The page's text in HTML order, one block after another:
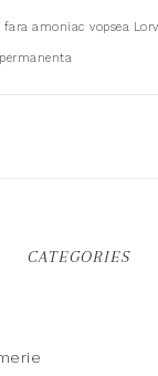
fara amoniac vopsea
CATEGORIES